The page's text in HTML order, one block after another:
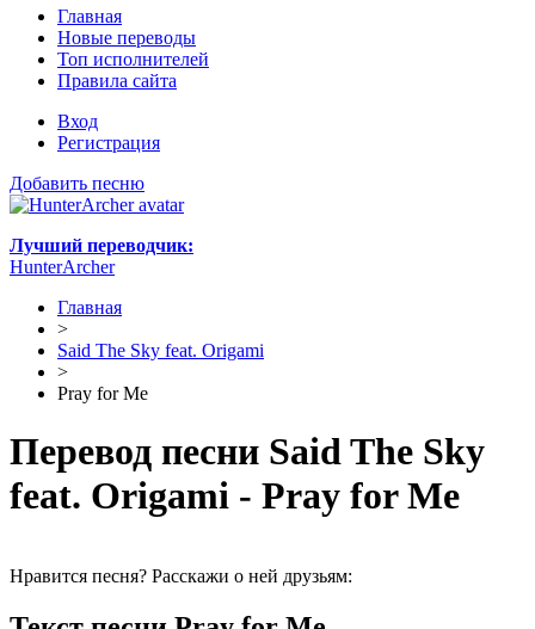
Главная
Новые переводы
Топ исполнителей
Правила сайта
Вход
Регистрация
Добавить песню
Лучший переводчик:
HunterArcher
Главная
>
Said The Sky feat. Origami
>
Pray for Me
Перевод песни Said The Sky
feat. Origami - Pray for Me
Нравится песня? Расскажи о ней друзьям: